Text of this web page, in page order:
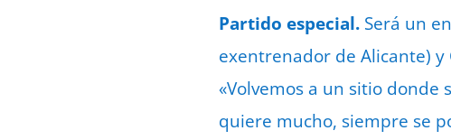
Partido especial.Será un
exentrenador de Alicante)
«Volvemos a un sitio donde
quiere mucho, siempre se